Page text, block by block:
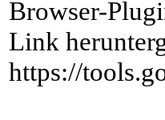
Browser-
Link
https://